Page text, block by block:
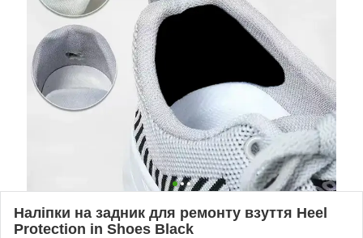
Наліпки на задник для ремонту взуття Heel
Protection in Shoes Black